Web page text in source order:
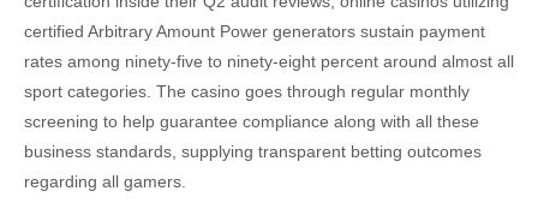
certified Arbitrary Amount Power generators sustain payment
rates among ninety-five to ninety-eight percent around almost all
sport categories. The casino goes through regular monthly
screening to help guarantee compliance along with all these
business standards, supplying transparent betting outcomes
regarding all gamers.